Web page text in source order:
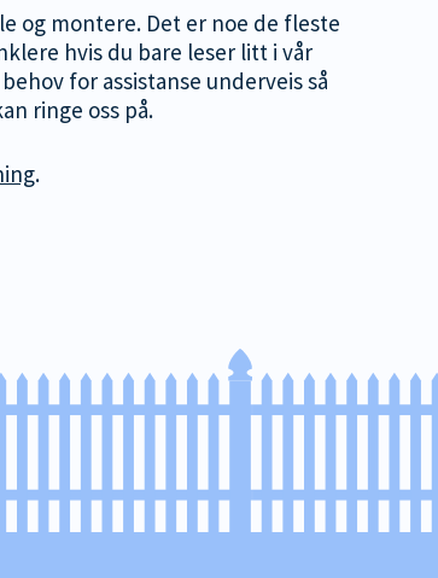
og montere. Det er noe de fleste
hvis du bare leser litt i vår
for assistanse underveis så
ringe oss på.
.